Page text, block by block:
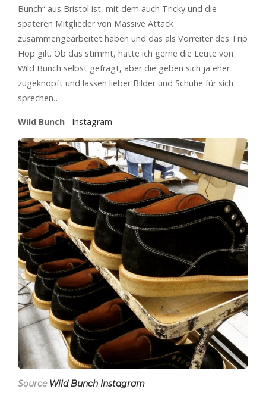
Bunch“ aus Bristol ist, mit dem auch Tricky und die
späteren Mitglieder von Massive Attack
zusammengearbeitet haben und das als Vorreiter des Trip
Hop gilt. Ob das stimmt, hätte ich gerne die Leute von
Wild Bunch selbst gefragt, aber die geben sich ja eher
zugeknöpft und lassen lieber Bilder und Schuhe für sich
sprechen…
Wild Bunch Instagram
Source Wild Bunch Instagram